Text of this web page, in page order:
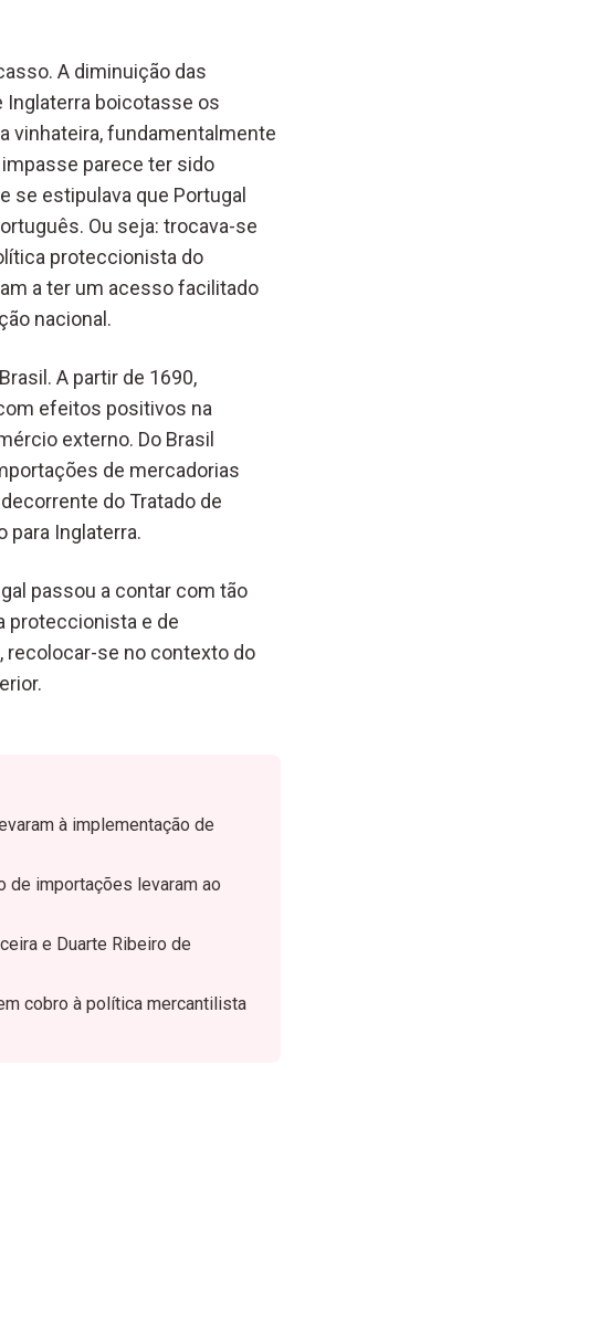
A diminuição das
boicotasse os
vinhateira, fundamentalmente
impasse parece ter sido
se estipulava que Portugal
Ou seja: trocava-se
proteccionista do
a ter um acesso facilitado
nacional.
A partir de 1690,
efeitos positivos na
externo. Do Brasil
de mercadorias
do Tratado de
para Inglaterra.
passou a contar com tão
proteccionista e de
recolocar-se no contexto do
à implementação de
de importações levaram ao
e Duarte Ribeiro de
cobro à política mercantilista